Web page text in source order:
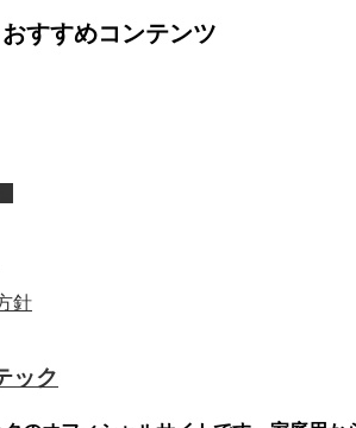
すすめコンテンツ
針
ック